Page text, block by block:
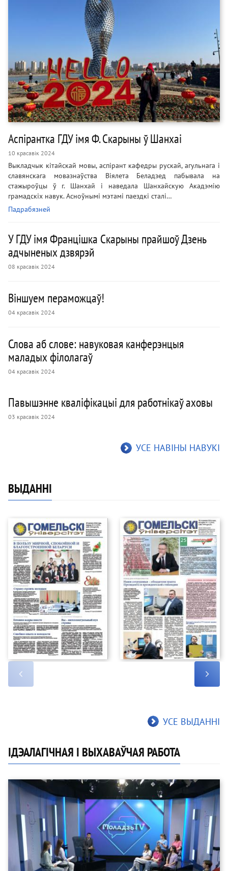
Аспірантка ГДУ імя Ф. Скарыны ў Шанхаі
10 красавік 2024
Выкладчык кітайскай мовы, аспірант кафедры рускай, агульнага і
славянскага мовазнаўства Віялета Беладзед пабывала на
стажыроўцы ў г. Шанхай і наведала Шанхайскую Акадэмію
грамадскіх навук. Асноўнымі мэтамі паездкі сталі…
Падрабязней
У ГДУ імя Францішка Скарыны прайшоў Дзень
адчыненых дзвярэй
08 красавік 2024
Слова аб слове: навуковая канферэнцыя
маладых філолагаў
04 красавік 2024
Віншуем пераможцаў!
04 красавік 2024
Павышэнне кваліфікацыі для работнікаў аховы
03 красавік 2024
УСЕ НАВІНЫ НАВУКІ
ВЫДАННI
УСЕ ВЫДАННІ
ІДЭАЛАГІЧНАЯ І ВЫХАВАЎЧАЯ РАБОТА